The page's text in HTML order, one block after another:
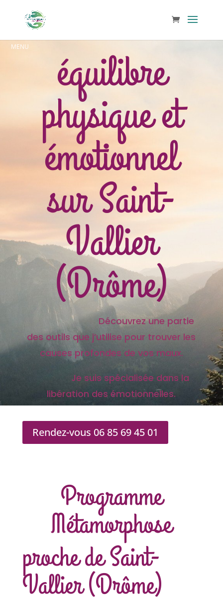
équilibre
physique et
émotionnel
sur Saint-
Vallier
(Drôme)
Découvrez une partie
des outils que j’utilise pour trouver les
causes profondes de vos maux.
Je suis spécialisée dans la
libération des émotionnelles.
Rendez-vous 06 85 69 45 01
Programme
Métamorphose
proche de Saint-
Vallier (Drôme)